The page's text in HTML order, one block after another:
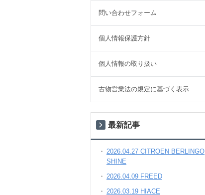
問い合わせフォーム
個人情報保護方針
個人情報の取り扱い
古物営業法の規定に基づく表示
最新記事
2026.04.27 CITROEN BERLINGO
SHINE
2026.04.09 FREED
2026.03.19 HIACE